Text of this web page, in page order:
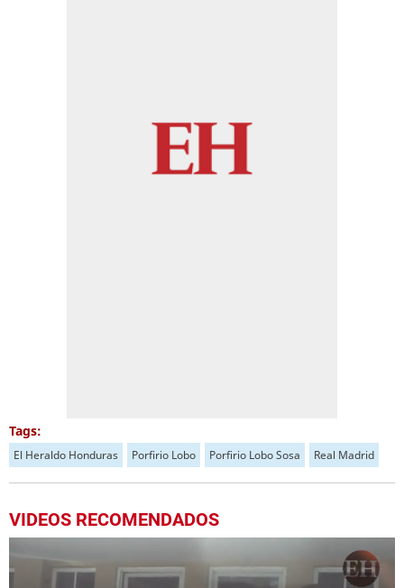
Tags:
El Heraldo Honduras Porfirio Lobo Porfirio Lobo Sosa Real Madrid
VIDEOS RECOMENDADOS